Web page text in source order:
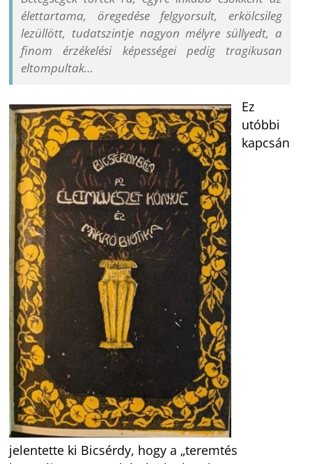
élettartama, öregedése felgyorsult, erkölcsileg
lezüllött, tudatszintje nagyon mélyre süllyedt, a
finom érzékelési képességei pedig tragikusan
eltompultak…
Ez
utóbbi
kapcsán
jelentette ki Bicsérdy, hogy a „teremtés